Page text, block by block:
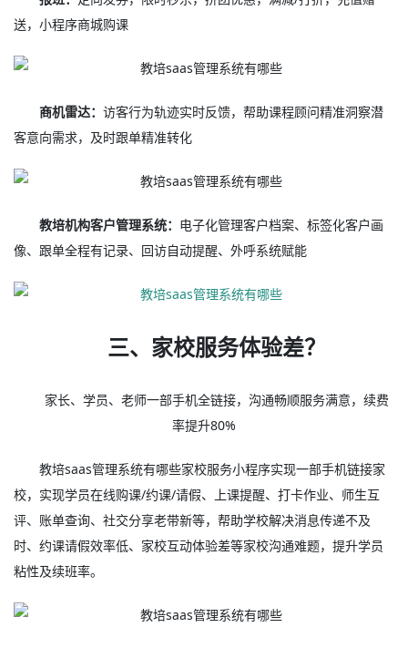
送，小程序商城购课
商机雷达：访客行为轨迹实时反馈，帮助课程顾问精准洞察潜
客意向需求，及时跟单精准转化
教培机构客户管理系统： 电子化管理客户档案、标签化客户画
像、跟单全程有记录、回访自动提醒、外呼系统赋能
三、家校服务体验差？
家长、学员、老师一部手机全链接，沟通畅顺服务满意，续费
率提升80%
教培saas管理系统有哪些家校服务小程序实现一部手机链接家
校，实现学员在线购课/约课/请假、上课提醒、打卡作业、师生互
评、账单查询、社交分享老带新等，帮助学校解决消息传递不及
时、约课请假效率低、家校互动体验差等家校沟通难题，提升学员
粘性及续班率。